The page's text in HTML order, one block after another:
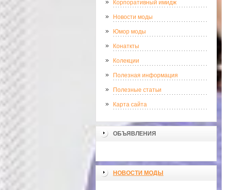
Корпоративный имидж
Новости моды
Юмор моды
Конаткты
Колекции
Полезная информация
Полезные статьи
Карта сайта
ОБЪЯВЛЕНИЯ
НОВОСТИ МОДЫ